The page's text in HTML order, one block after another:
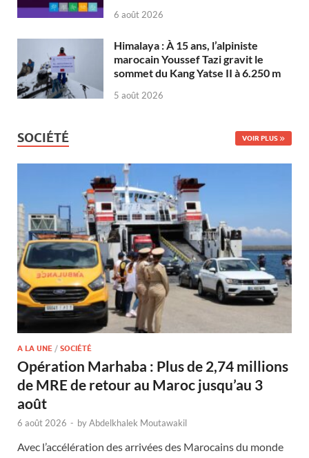
6 août 2026
Himalaya : À 15 ans, l’alpiniste
marocain Youssef Tazi gravit le
sommet du Kang Yatse II à 6.250 m
5 août 2026
SOCIÉTÉ VOIR PLUS
A LA UNE / SOCIÉTÉ
Opération Marhaba : Plus de 2,74 millions
de MRE de retour au Maroc jusqu’au 3
août
6 août 2026 - byAbdelkhalek Moutawakil
Avec l’accélération des arrivées des Marocains du monde